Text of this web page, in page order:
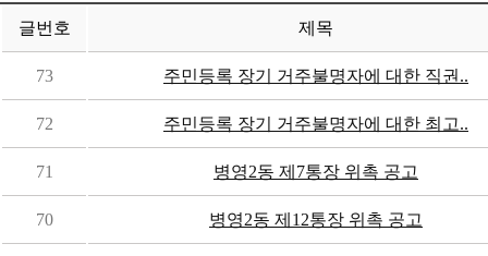
글번호 제목
73 주민등록 장기 거주불명자에 대한 직권..
72 주민등록 장기 거주불명자에 대한 최고..
71 병영2동 제7통장 위촉 공고
70 병영2동 제12통장 위촉 공고